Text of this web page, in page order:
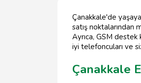
Çanakkale'de
satış
Ayrıca, GSM
iyi telefoncuları ve
Çanakkale